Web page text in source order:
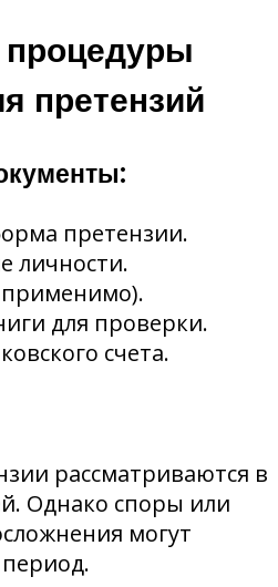
претензий
претензии.
личности.
применимо).
для проверки.
счета.
рассматриваются в
Однако споры или
могут